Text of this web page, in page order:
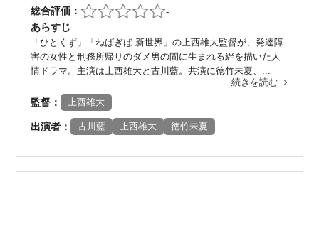
総合評価： -
あらすじ
「ひとくず」「ねばぎば 新世界」の上西雄大監督が、発達障
害の女性と刑務所帰りのダメ男の間に生まれる絆を描いた人
情ドラマ。主演は上西雄大と古川藍。共演に徳竹未夏、...
続きを読む
監督： 上西雄大
出演者： 古川藍 上西雄大 徳竹未夏